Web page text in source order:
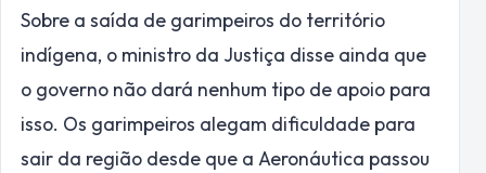
Sobre a saída de garimpeiros do território
indígena, o ministro da Justiça disse ainda que
o governo não dará nenhum tipo de apoio para
isso. Os garimpeiros alegam dificuldade para
sair da região desde que a Aeronáutica passou